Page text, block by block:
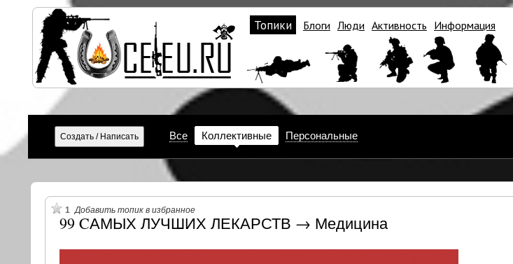
Топики Блоги Люди Активность Информация
Все Коллективные Персональные
1 Добавить топик в избранное
99 CАМЫХ ЛУЧШИХ ЛЕКАРСТВ → Медицина